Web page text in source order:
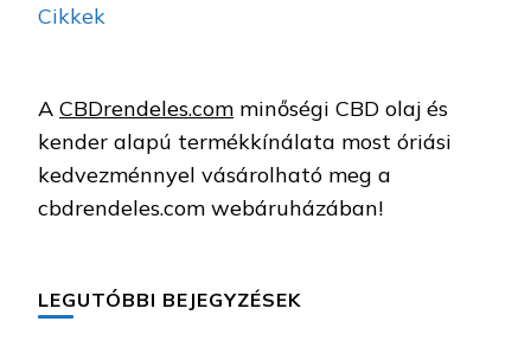
Cikkek
A CBDrendeles.com minőségi CBD olaj és
kender alapú termékkínálata most óriási
kedvezménnyel vásárolható meg a
cbdrendeles.com webáruházában!
LEGUTÓBBI BEJEGYZÉSEK